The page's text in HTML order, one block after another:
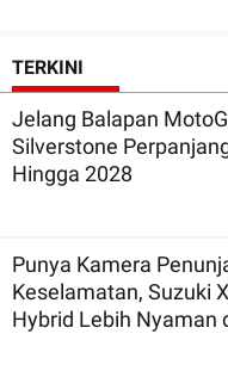
TERKINI
Jelang Balapan
Silverstone
Hingga 2028
Punya Kamera
Keselamatan, Suzuki
Hybrid Lebih Nyaman